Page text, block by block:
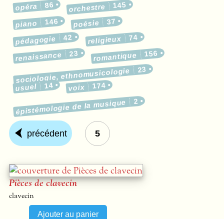
opéra 86 orchestre 145
piano 146 poésie 37
pédagogie 42 religieux 74
renaissance 23 romantique 156
sociologie, ethnomusicologie 23
usuel 14 voix 174
épistémologie de la musique 2
précédent 5
Pièces de clavecin
clavecin